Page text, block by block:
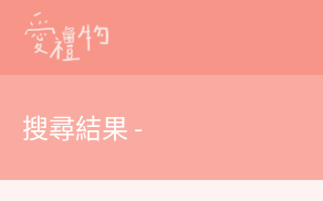
Skip
搜尋結果 -